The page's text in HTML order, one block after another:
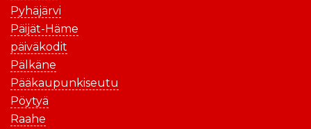
Pyhäjärvi
Päijät-Häme
päiväkodit
Pälkäne
Pääkaupunkiseutu
Pöytyä
Raahe